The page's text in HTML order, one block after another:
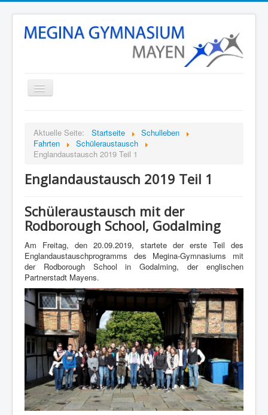
Unsere Schule
Schulleben
Stunden- und Vertretungsplan
Eltern
Kontakt
Aktuelle Seite: Startseite
Schulleben
Fahrten
Schüleraustausch
Englandaustausch 2019 Teil 1
Englandaustausch 2019 Teil 1
Schüleraustausch mit der
Rodborough School, Godalming
Am Freitag, den 20.09.2019, startete der erste Teil des
Englandaustauschprogramms des Megina-Gymnasiums mit
der Rodborough School in Godalming, der englischen
Partnerstadt Mayens.